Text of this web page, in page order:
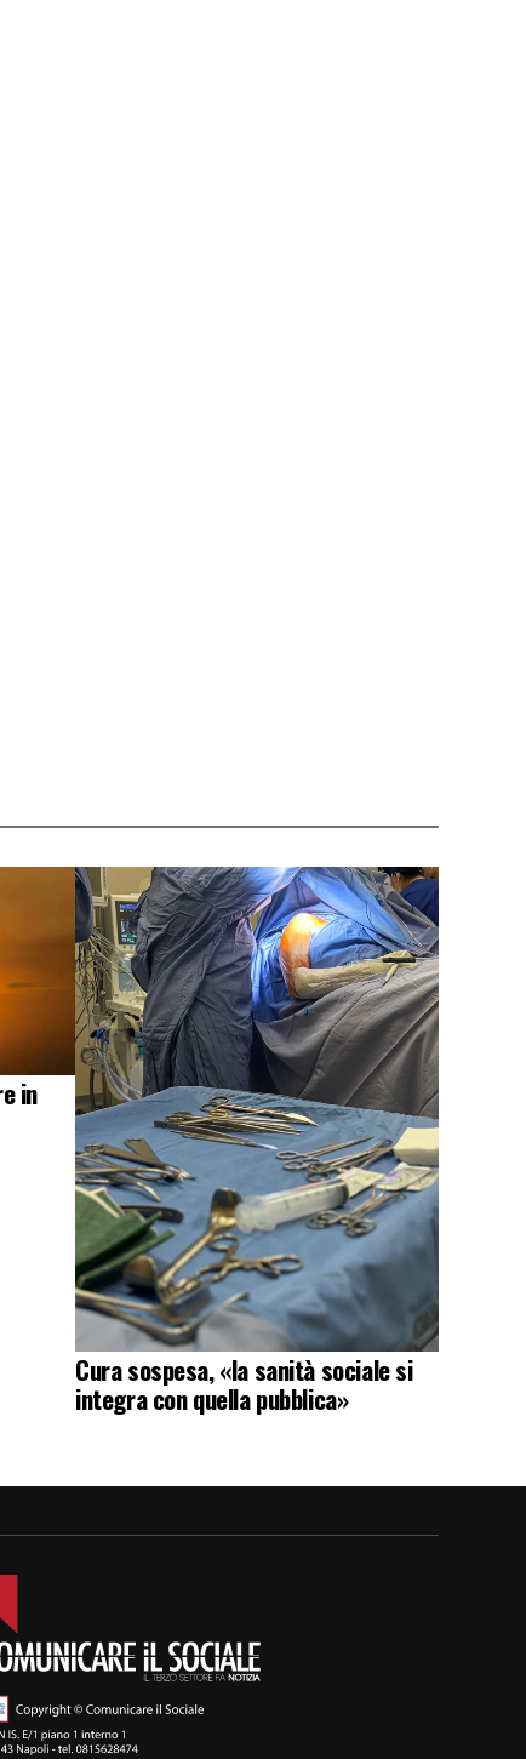
in
Cura sospesa, «la sanità sociale si
integra con quella pubblica»